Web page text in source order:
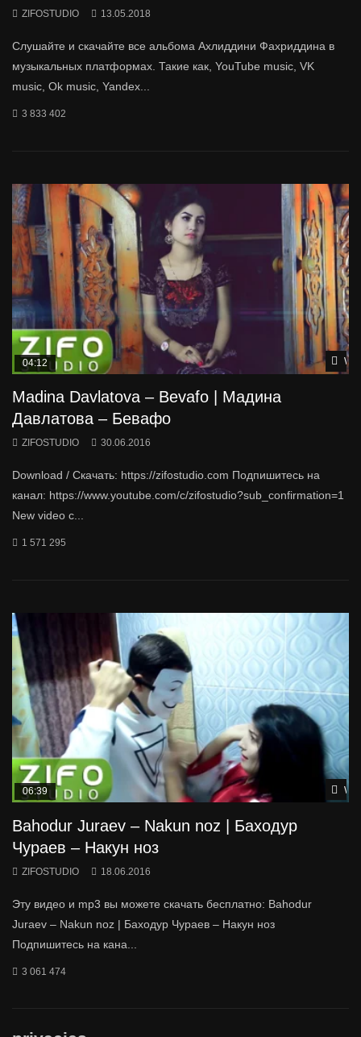
ZIFOSTUDIO 13.05.2018
Слушайте и скачайте все альбома Ахлиддини Фахриддина в
музыкальных платформах. Такие как, YouTube music, VK
music, Ok music, Yandex...
3 833 402
04:12
Madina Davlatova – Bevafo | Мадина
Давлатова – Бевафо
ZIFOSTUDIO 30.06.2016
Download / Скачать: https://zifostudio.com Подпишитесь на
канал: https://www.youtube.com/c/zifostudio?sub_confirmation=1
New video c...
1 571 295
06:39
Bahodur Juraev – Nakun noz | Баходур
Чураев – Накун ноз
ZIFOSTUDIO 18.06.2016
Эту видео и mp3 вы можете скачать бесплатно: Bahodur
Juraev – Nakun noz | Баходур Чураев – Накун ноз
Подпишитесь на кана...
3 061 474